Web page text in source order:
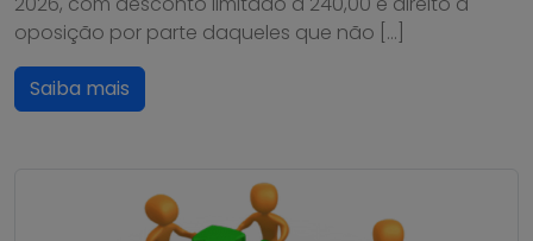
oposição por parte daqueles que não […]
Saiba mais